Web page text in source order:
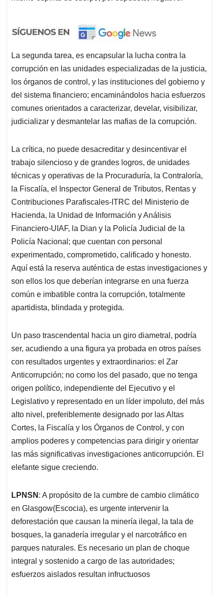
La segunda tarea, es encapsular la lucha contra la
corrupción en las unidades especializadas de la justicia,
los órganos de control, y las instituciones del gobierno y
del sistema financiero; encaminándolos hacia esfuerzos
comunes orientados a caracterizar, develar, visibilizar,
judicializar y desmantelar las mafias de la corrupción.
La crítica, no puede desacreditar y desincentivar el
trabajo silencioso y de grandes logros, de unidades
técnicas y operativas de la Procuraduría, la Contraloría,
la Fiscalía, el Inspector General de Tributos, Rentas y
Contribuciones Parafiscales-ITRC del Ministerio de
Hacienda, la Unidad de Información y Análisis
Financiero-UIAF, la Dian y la Policía Judicial de la
Policía Nacional; que cuentan con personal
experimentado, comprometido, calificado y honesto.
Aquí está la reserva auténtica de estas investigaciones y
son ellos los que deberían integrarse en una fuerza
común e imbatible contra la corrupción, totalmente
apartidista, blindada y protegida.
Un paso trascendental hacia un giro diametral, podría
ser, acudiendo a una figura ya probada en otros países
con resultados urgentes y extraordinarios: el Zar
Anticorrupción; no como los del pasado, que no tenga
origen político, independiente del Ejecutivo y el
Legislativo y representado en un líder impoluto, del más
alto nivel, preferiblemente designado por las Altas
Cortes, la Fiscalía y los Órganos de Control, y con
amplios poderes y competencias para dirigir y orientar
las más significativas investigaciones anticorrupción. El
elefante sigue creciendo.
LPNSN : A propósito de la cumbre de cambio climático
en Glasgow(Escocia), es urgente intervenir la
deforestación que causan la minería ilegal, la tala de
bosques, la ganadería irregular y el narcotráfico en
parques naturales. Es necesario un plan de choque
integral y sostenido a cargo de las autoridades;
esfuerzos aislados resultan infructuosos